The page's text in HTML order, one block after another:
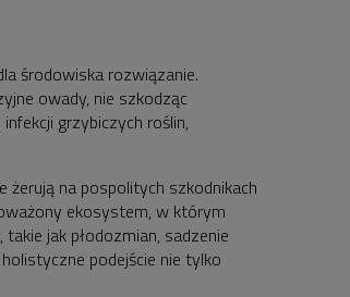
środowiska rozwiązanie.
owady, nie szkodząc
grzybiczych roślin,
na pospolitych szkodnikach
ekosystem, w którym
jak płodozmian, sadzenie
podejście nie tylko